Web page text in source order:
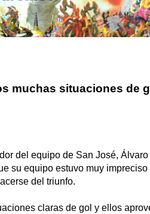
muchas situaciones de
del equipo de San José,
su equipo estuvo muy
del triunfo.
claras de gol y ellos